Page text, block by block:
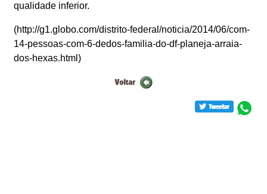
qualidade inferior.
(http://g1.globo.com/distrito-federal/noticia/2014/06/com-
14-pessoas-com-6-dedos-familia-do-df-planeja-arraia-
dos-hexas.html)